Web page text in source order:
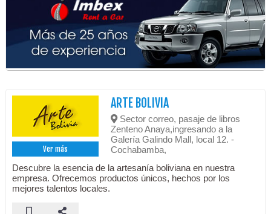
Ver más
ARTE BOLIVIA
Sector correo, pasaje de libros
Zenteno Anaya,ingresando a la
Galería Galindo Mall, local 12. -
Cochabamba,
Descubre la esencia de la artesanía boliviana en nuestra
empresa. Ofrecemos productos únicos, hechos por los
mejores talentos locales.